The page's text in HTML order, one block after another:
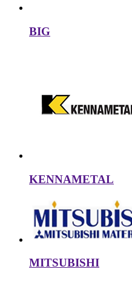
BIG
KENNAMETAL
MITSUBISHI